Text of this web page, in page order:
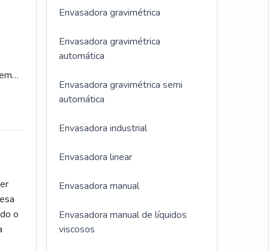
o
Envasadora gravimétrica
Envasadora gravimétrica
automática
Envasadora gravimétrica semi
automática
Envasadora industrial
Envasadora linear
Envasadora manual
Envasadora manual de líquidos
viscosos